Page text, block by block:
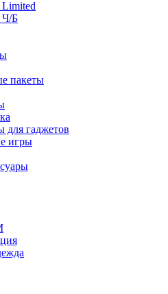
Ч/Б
пакеты
для гаджетов
игры